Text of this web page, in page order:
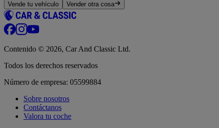
Vende tu vehículo Vender otra cosa
Contenido © 2026, Car And Classic Ltd.
Todos los derechos reservados
Número de empresa: 05599884
Sobre nosotros
Contáctanos
Valora tu coche